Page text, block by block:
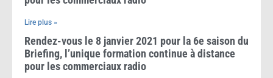
Lire plus »
Rendez-vous le 8 janvier 2021 pour la 6e saison du
Briefing, l’unique formation continue à distance
pour les commerciaux radio